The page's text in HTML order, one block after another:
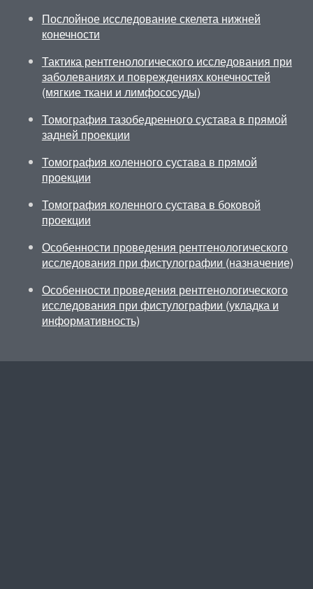
Послойное исследование скелета нижней
конечности
Тактика рентгенологического исследования при
заболеваниях и повреждениях конечностей
(мягкие ткани и лимфососуды)
Томография тазобедренного сустава в прямой
задней проекции
Томография коленного сустава в прямой
проекции
Томография коленного сустава в боковой
проекции
Особенности проведения рентгенологического
исследования при фистулографии (назначение)
Особенности проведения рентгенологического
исследования при фистулографии (укладка и
информативность)